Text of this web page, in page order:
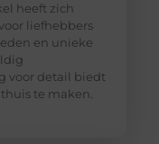
heeft zich
liefhebbers
en unieke
voor detail biedt
te maken.